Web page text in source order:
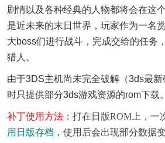
剧情以及各种经典的人物都将会在这
是近未来的末日世界，玩家作为一名
大boss们进行战斗，完成交给的任务
猎人。
由于3DS主机尚未完全破解（3ds最
时只提供部分3ds游戏资源的rom下载。
补丁使用方法： 打在日版ROM上，一
用日版存档 ，使用后会出现部分数据